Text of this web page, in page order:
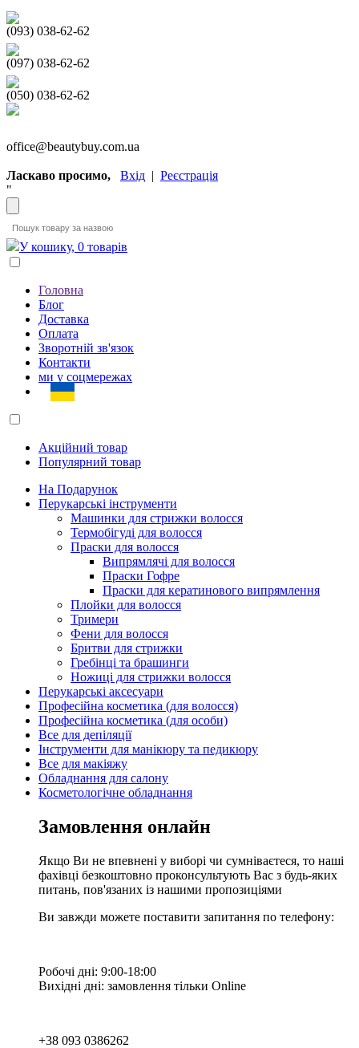
(093) 038-62-62
(097) 038-62-62
(050) 038-62-62
office@beautybuy.com.ua
Ласкаво просимо, Вхід | Реєстрація
"
У кошику, 0 товарів
Головна
Блог
Доставка
Оплата
Зворотній зв'язок
Контакти
ми у соцмережах
Акційний товар
Популярний товар
На Подарунок
Перукарські інструменти
Машинки для стрижки волосся
Термобігуді для волосся
Праски для волосся
Випрямлячі для волосся
Праски Гофре
Праски для кератинового випрямлення
Плойки для волосся
Тримери
Фени для волосся
Бритви для стрижки
Гребінці та брашинги
Ножиці для стрижки волосся
Перукарські аксесуари
Професійна косметика (для волосся)
Професійна косметика (для особи)
Все для депіляції
Інструменти для манікюру та педикюру
Все для макіяжу
Обладнання для салону
Косметологічне обладнання
Замовлення онлайн
Якщо Ви не впевнені у виборі чи сумніваєтеся, то наші
фахівці безкоштовно проконсультують Вас з будь-яких
питань, пов'язаних із нашими пропозиціями
Ви завжди можете поставити запитання по телефону:
Робочі дні: 9:00-18:00
Вихідні дні: замовлення тільки Online
+38 093 0386262